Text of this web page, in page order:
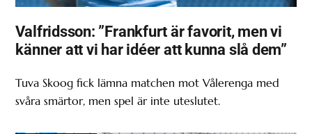
Valfridsson: ”Frankfurt är favorit, men vi
känner att vi har idéer att kunna slå dem”
Tuva Skoog fick lämna matchen mot Vålerenga med
svåra smärtor, men spel är inte uteslutet.